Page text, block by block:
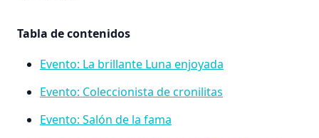
Tabla de contenidos
Evento: La brillante Luna enjoyada
Evento: Coleccionista de cronilitas
Evento: Salón de la fama